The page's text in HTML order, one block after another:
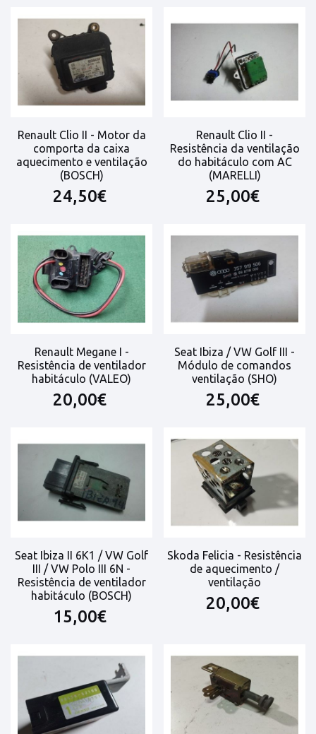
Renault Clio II - Motor da
comporta da caixa
aquecimento e ventilação
(BOSCH)
24,50€
Renault Clio II -
Resistência da ventilação
do habitáculo com AC
(MARELLI)
25,00€
Renault Megane I -
Resistência de ventilador
habitáculo (VALEO)
20,00€
Seat Ibiza / VW Golf III -
Módulo de comandos
ventilação (SHO)
25,00€
Seat Ibiza II 6K1 / VW Golf
III / VW Polo III 6N -
Resistência de ventilador
habitáculo (BOSCH)
15,00€
Skoda Felicia - Resistência
de aquecimento /
ventilação
20,00€